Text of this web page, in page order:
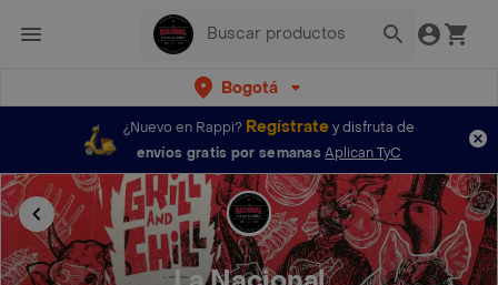
Bogotá
¿Nuevo en Rappi? Regístratey disfruta de
envíos gratis por semanas Aplican TyC